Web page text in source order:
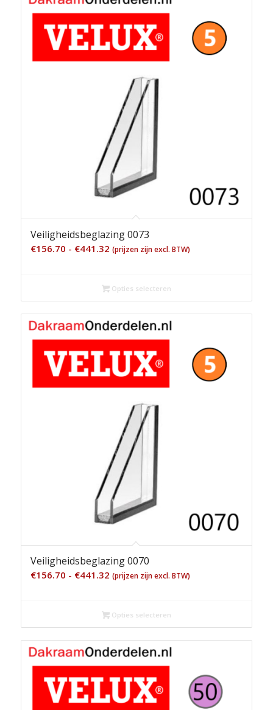
Veiligheidsbeglazing 0073
€156.70 - €441.32Prijsklasse:
€441.32
(prijzen zijn excl. BTW)
Opties selecteren
Veiligheidsbeglazing 0070
€156.70 - €441.32Prijsklasse:
€441.32
(prijzen zijn excl. BTW)
Opties selecteren